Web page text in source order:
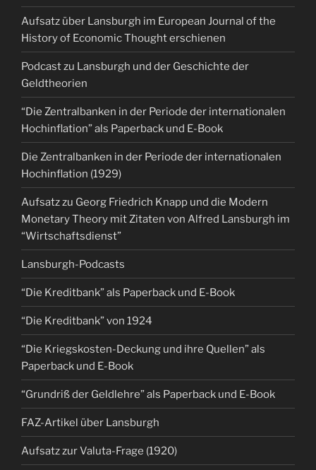
Aufsatz über Lansburgh im European Journal of the
History of Economic Thought erschienen
Podcast zu Lansburgh und der Geschichte der
Geldtheorien
“Die Zentralbanken in der Periode der internationalen
Hochinflation” als Paperback und E-Book
Die Zentralbanken in der Periode der internationalen
Hochinflation (1929)
Aufsatz zu Georg Friedrich Knapp und die Modern
Monetary Theory mit Zitaten von Alfred Lansburgh im
“Wirtschaftsdienst”
Lansburgh-Podcasts
“Die Kreditbank” als Paperback und E-Book
“Die Kreditbank” von 1924
“Die Kriegskosten-Deckung und ihre Quellen” als
Paperback und E-Book
“Grundriß der Geldlehre” als Paperback und E-Book
FAZ-Artikel über Lansburgh
Aufsatz zur Valuta-Frage (1920)